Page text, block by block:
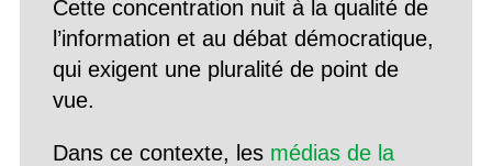
Cette concentration nuit à la qualité de
l’information et au débat démocratique,
qui exigent une pluralité de point de
vue.
Dans ce contexte, les médias de la